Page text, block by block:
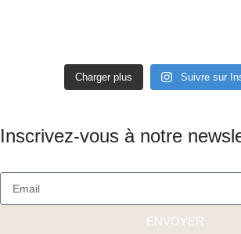
Charger plus Suivre sur
Inscrivez-vous à notre
ENVOYER